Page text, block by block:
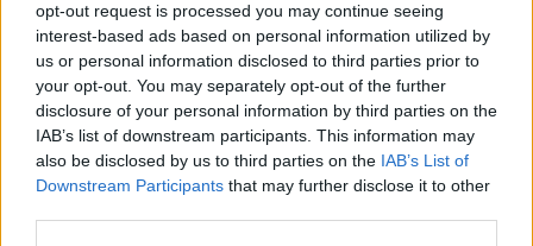
opt-out request is processed you may continue seeing
interest-based ads based on personal information utilized by
us or personal information disclosed to third parties prior to
your opt-out. You may separately opt-out of the further
disclosure of your personal information by third parties on the
IAB’s list of downstream participants. This information may
also be disclosed by us to third parties on the IAB’s List of
Downstream Participants that may further disclose it to other
Visi įrašai
Žiūrimiausi įrašai